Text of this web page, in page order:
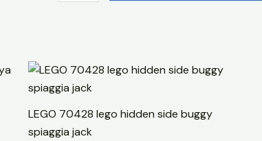
di
Privet
Drive
quantità
LEGO 70428 lego hidden side buggy
spiaggia jack